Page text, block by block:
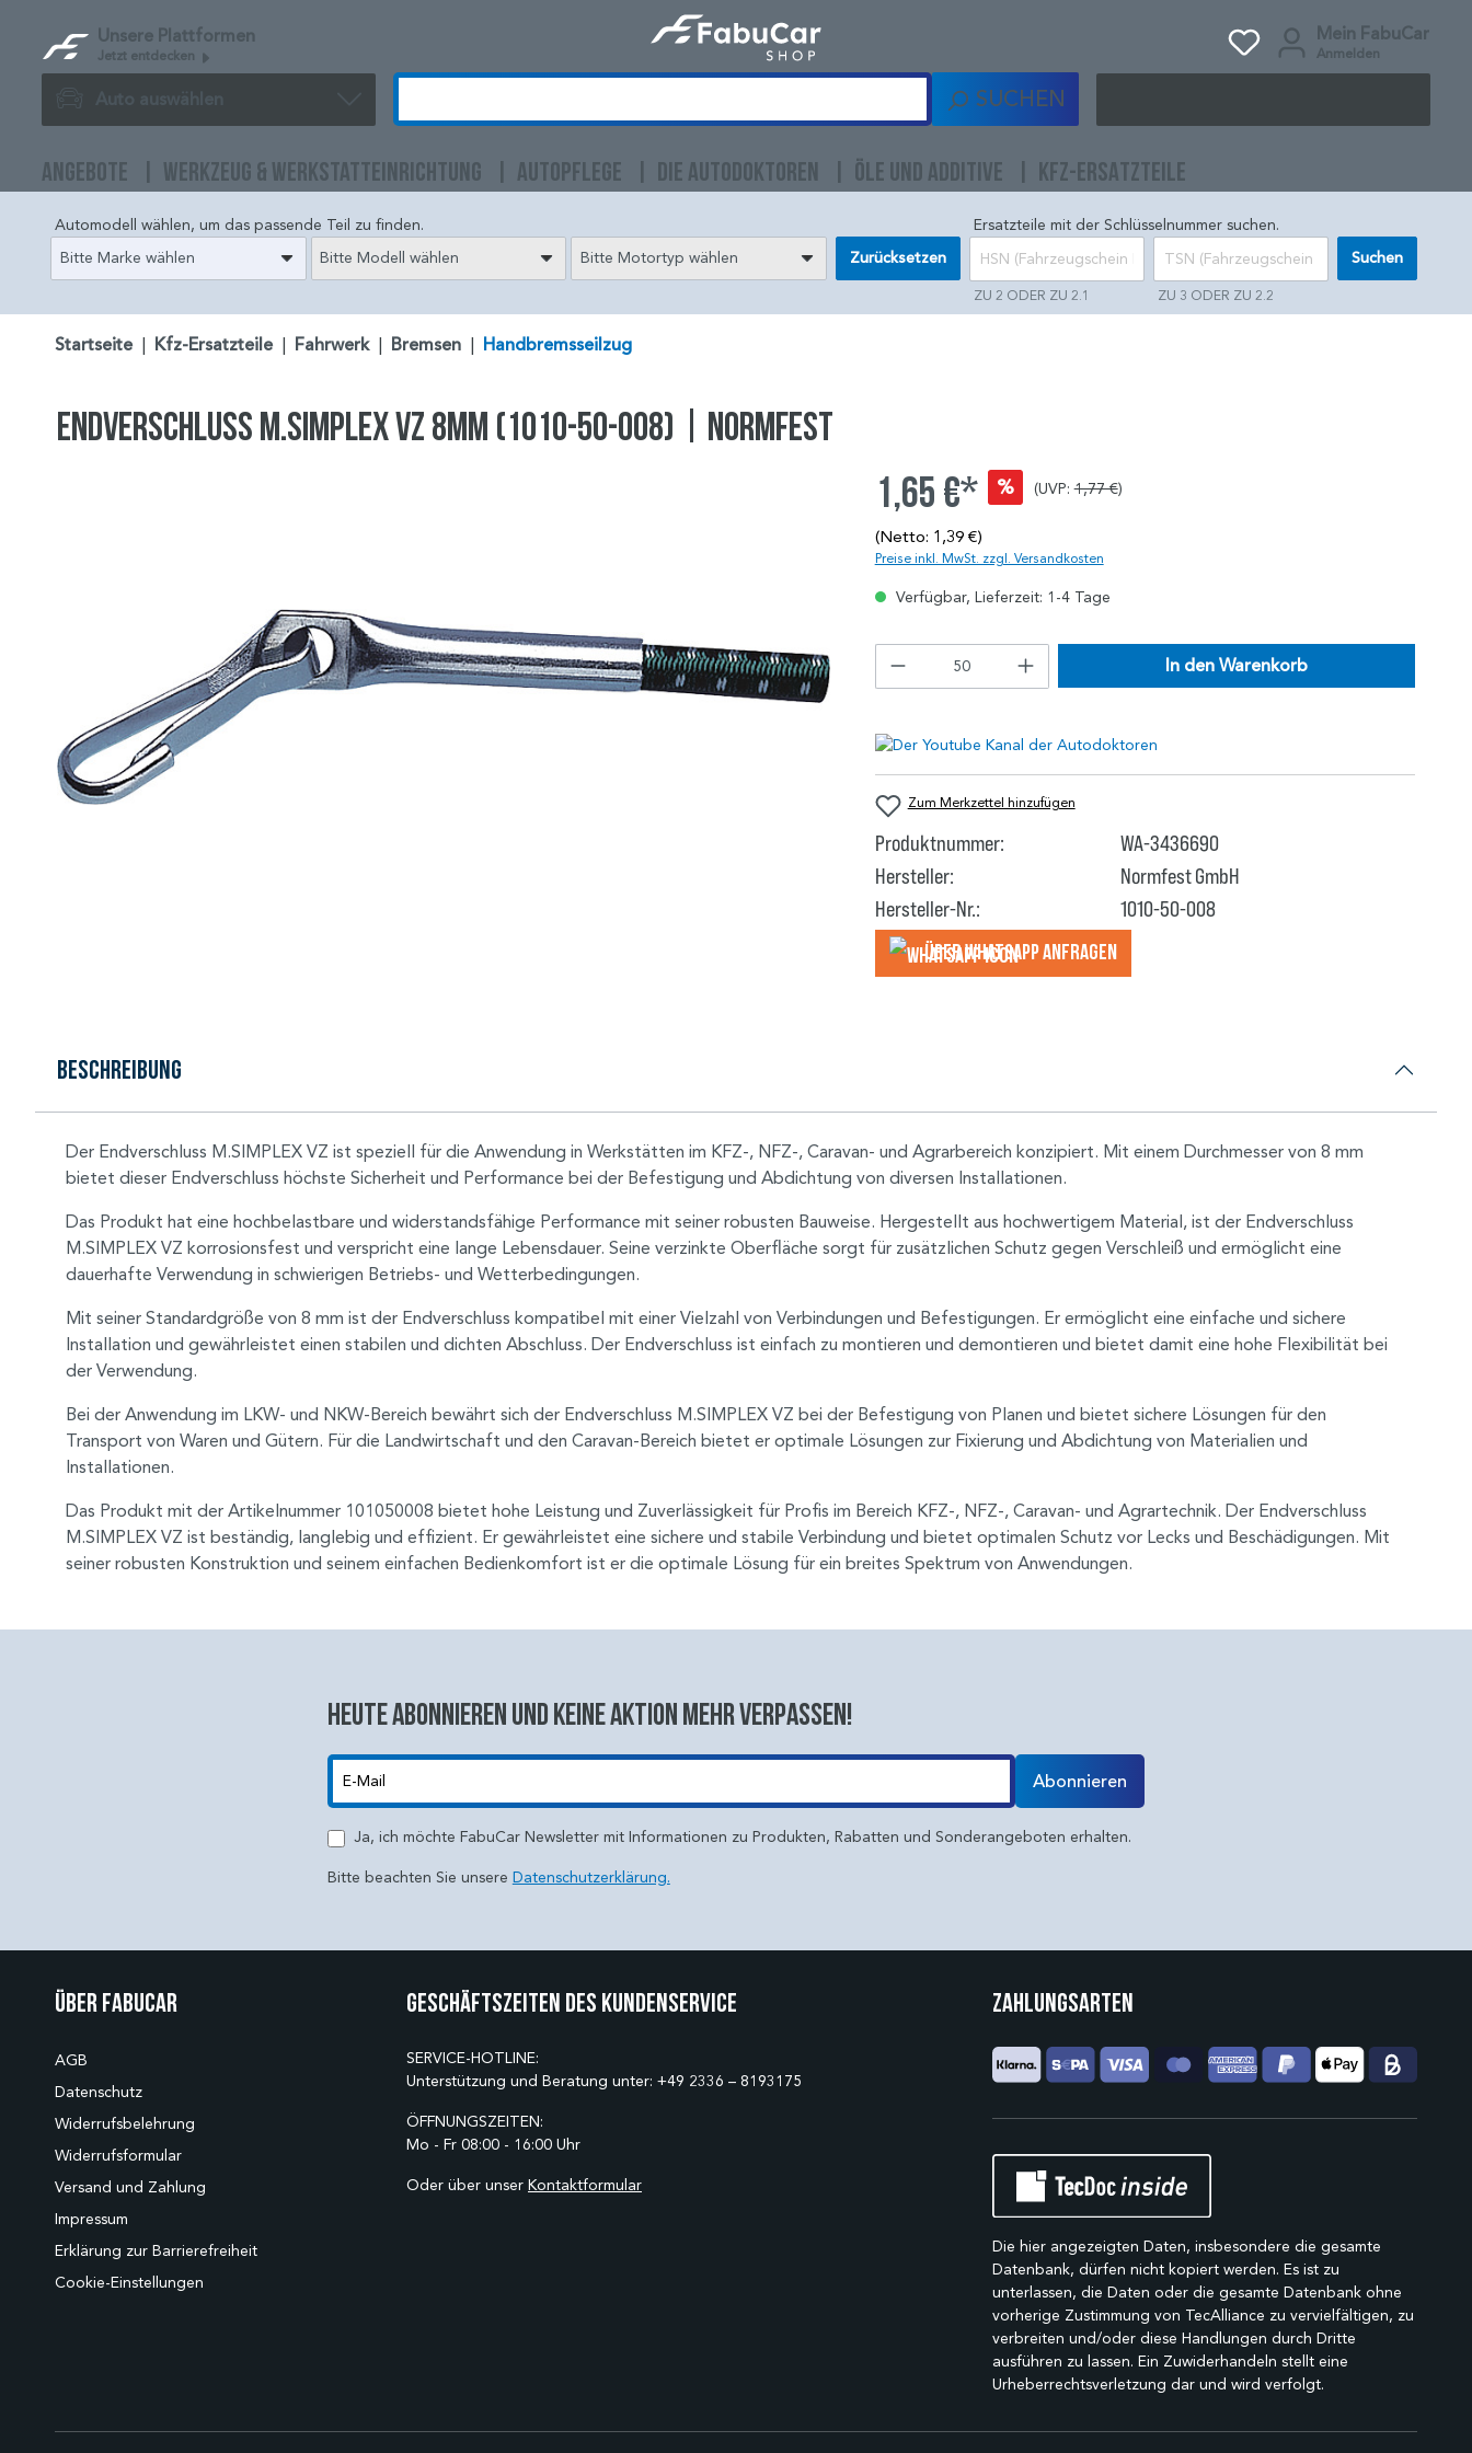
Unsere Plattformen
Jetzt entdecken
Mein FabuCar
Anmelden
Auto auswählen SUCHEN
ANGEBOTE WERKZEUG & WERKSTATTEINRICHTUNG AUTOPFLEGE DIE AUTODOKTOREN ÖLE UND ADDITIVE KFZ-ERSATZTEILE
Automodell wählen, um das passende Teil zu finden.
Bitte Marke wählen
Bitte Modell wählen Bitte Motortyp wählen Zurücksetzen
Ersatzteile mit der Schlüsselnummer suchen.
ZU 2 ODER ZU 2.1 ZU 3 ODER ZU 2.2
Suchen
Startseite Kfz-Ersatzteile Fahrwerk Bremsen Handbremsseilzug
ENDVERSCHLUSS M.SIMPLEX VZ 8MM (1010-50-008) | NORMFEST
1,65 €* % (UVP:1,77 €)
(Netto: 1,39 €)
Preise inkl. MwSt. zzgl. Versandkosten
Verfügbar, Lieferzeit: 1-4 Tage
In den Warenkorb
Zum Merkzettel hinzufügen
Produktnummer:
WA-3436690
Hersteller:
Normfest GmbH
Hersteller-Nr.:
1010-50-008
Über WhatsApp anfragеn
Beschreibung
Der Endverschluss M.SIMPLEX VZ ist speziell für die Anwendung in Werkstätten im KFZ-, NFZ-, Caravan- und Agrarbereich konzipiert. Mit einem Durchmesser von 8 mm
bietet dieser Endverschluss höchste Sicherheit und Performance bei der Befestigung und Abdichtung von diversen Installationen.
Das Produkt hat eine hochbelastbare und widerstandsfähige Performance mit seiner robusten Bauweise. Hergestellt aus hochwertigem Material, ist der Endverschluss
M.SIMPLEX VZ korrosionsfest und verspricht eine lange Lebensdauer. Seine verzinkte Oberfläche sorgt für zusätzlichen Schutz gegen Verschleiß und ermöglicht eine
dauerhafte Verwendung in schwierigen Betriebs- und Wetterbedingungen.
Mit seiner Standardgröße von 8 mm ist der Endverschluss kompatibel mit einer Vielzahl von Verbindungen und Befestigungen. Er ermöglicht eine einfache und sichere
Installation und gewährleistet einen stabilen und dichten Abschluss. Der Endverschluss ist einfach zu montieren und demontieren und bietet damit eine hohe Flexibilität bei
der Verwendung.
Bei der Anwendung im LKW- und NKW-Bereich bewährt sich der Endverschluss M.SIMPLEX VZ bei der Befestigung von Planen und bietet sichere Lösungen für den
Transport von Waren und Gütern. Für die Landwirtschaft und den Caravan-Bereich bietet er optimale Lösungen zur Fixierung und Abdichtung von Materialien und
Installationen.
Das Produkt mit der Artikelnummer 101050008 bietet hohe Leistung und Zuverlässigkeit für Profis im Bereich KFZ-, NFZ-, Caravan- und Agrartechnik. Der Endverschluss
M.SIMPLEX VZ ist beständig, langlebig und effizient. Er gewährleistet eine sichere und stabile Verbindung und bietet optimalen Schutz vor Lecks und Beschädigungen. Mit
seiner robusten Konstruktion und seinem einfachen Bedienkomfort ist er die optimale Lösung für ein breites Spektrum von Anwendungen.
Heute abonnieren und keine aktion mehr verpassen!
Abonnieren
Ja, ich möchte FabuCar Newsletter mit Informationen zu Produkten, Rabatten und Sonderangeboten erhalten.
Bitte beachten Sie unsere Datenschutzerklärung.
Über Fabucar
AGB
Datenschutz
Widerrufsbelehrung
Widerrufsformular
Versand und Zahlung
Impressum
Erklärung zur Barrierefreiheit
Cookie-Einstellungen
Geschäftszeiten des Kundenservice
SERVICE-HOTLINE:
Unterstützung und Beratung unter: +49 2336 – 8193175
ÖFFNUNGSZEITEN:
Mo - Fr 08:00 - 16:00 Uhr
Oder über unser Kontaktformular
Zahlungsarten
Die hier angezeigten Daten, insbesondere die gesamte
Datenbank, dürfen nicht kopiert werden. Es ist zu
unterlassen, die Daten oder die gesamte Datenbank ohne
vorherige Zustimmung von TecAlliance zu vervielfältigen, zu
verbreiten und/oder diese Handlungen durch Dritte
ausführen zu lassen. Ein Zuwiderhandeln stellt eine
Urheberrechtsverletzung dar und wird verfolgt.